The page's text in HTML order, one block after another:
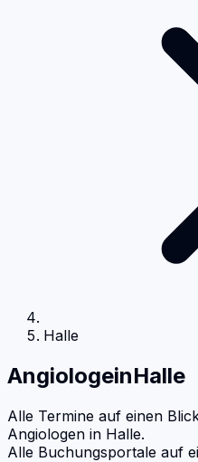
Halle
AngiologeinHalle
Alle Termine auf einen
Angiologen in Halle.
Alle Buchungsportale auf